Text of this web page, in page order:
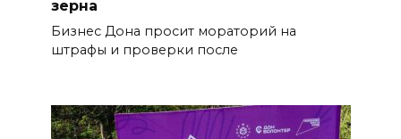
зерна
Бизнес Дона просит мораторий на
штрафы и проверки после